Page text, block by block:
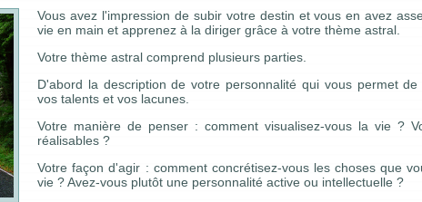
Vous avez l'impression de subir votre destin et vous en avez
vie en main et apprenez à la diriger grâce à votre thème astral.
Votre thème astral comprend plusieurs parties.
D'abord la description de votre personnalité qui vous permet de
vos talents et vos lacunes.
Votre manière de penser : comment visualisez-vous la vie ?
réalisables ?
Votre façon d'agir : comment concrétisez-vous les choses que
vie ? Avez-vous plutôt une personnalité active ou intellectuelle ?